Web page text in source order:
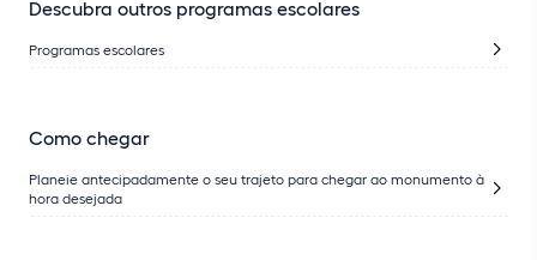
Descubra outros programas escolares
Programas escolares
Como chegar
Planeie antecipadamente o seu trajeto para chegar ao monumento à
hora desejada